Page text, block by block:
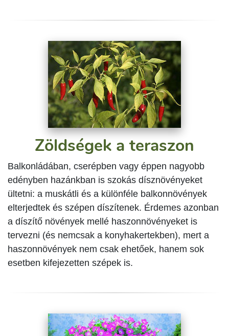
Zöldségek a teraszon
Balkonládában, cserépben vagy éppen nagyobb
edényben hazánkban is szokás dísznövényeket
ültetni: a muskátli és a különféle balkonnövények
elterjedtek és szépen díszítenek. Érdemes azonban
a díszítő növények mellé haszonnövényeket is
tervezni (és nemcsak a konyhakertekben), mert a
haszonnövények nem csak ehetőek, hanem sok
esetben kifejezetten szépek is.